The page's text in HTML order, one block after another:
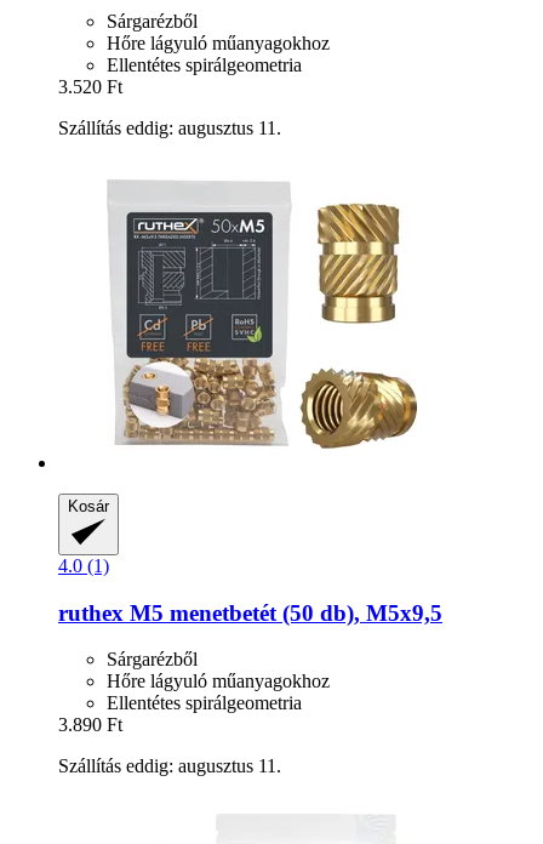
Sárgarézből
Hőre lágyuló műanyagokhoz
Ellentétes spirálgeometria
3.520 Ft
Szállítás eddig: augusztus 11.
Kosár
4.0 (1)
ruthex M5 menetbetét (50 db), M5x9,5
Sárgarézből
Hőre lágyuló műanyagokhoz
Ellentétes spirálgeometria
3.890 Ft
Szállítás eddig: augusztus 11.